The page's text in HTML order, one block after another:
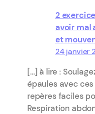
2
avoir mal
et
24 janvier
[…] à lire :
épaules avec
repères faciles
Respiration